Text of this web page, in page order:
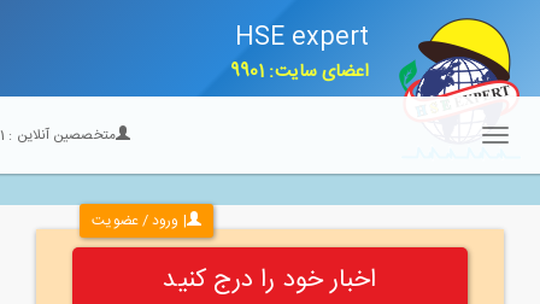
HSE expert
اعضای سایت: 9901
| ورود / عضویت
متخصصین آنلاین :21
Toggle
navigation
اخبار خود را درج کنید